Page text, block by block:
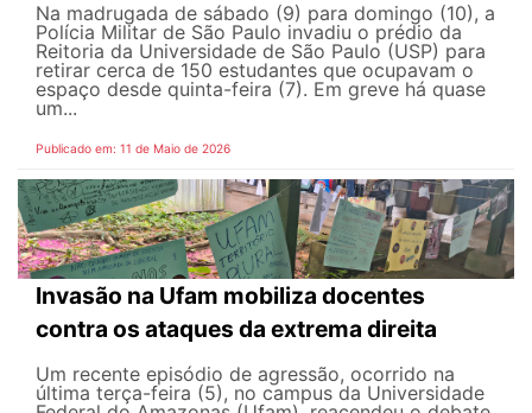
Na madrugada de sábado (9) para domingo (10), a
Polícia Militar de São Paulo invadiu o prédio da
Reitoria da Universidade de São Paulo (USP) para
retirar cerca de 150 estudantes que ocupavam o
espaço desde quinta-feira (7). Em greve há quase
um...
Publicado em: 11 de Maio de 2026
Invasão na Ufam mobiliza docentes
contra os ataques da extrema direita
Um recente episódio de agressão, ocorrido na
última terça-feira (5), no campus da Universidade